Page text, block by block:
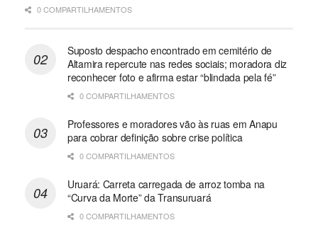
0 COMPARTILHAMENTOS
Suposto despacho encontrado em cemitério de
Altamira repercute nas redes sociais; moradora diz
reconhecer foto e afirma estar “blindada pela fé”
0 COMPARTILHAMENTOS
Professores e moradores vão às ruas em Anapu
para cobrar definição sobre crise política
0 COMPARTILHAMENTOS
Uruará: Carreta carregada de arroz tomba na
“Curva da Morte” da Transuruará
0 COMPARTILHAMENTOS